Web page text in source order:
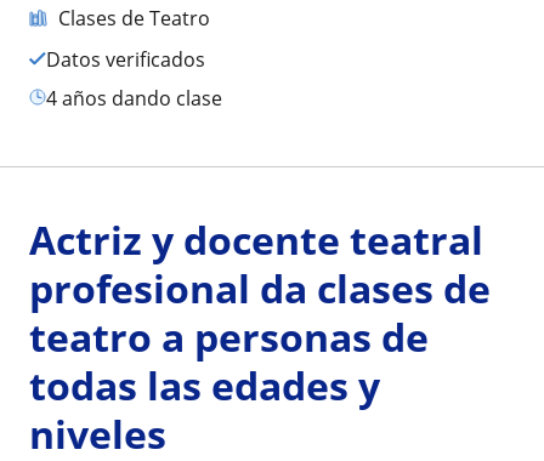
Clases de Teatro
Datos verificados
4 años dando clase
Actriz y docente teatral
profesional da clases de
teatro a personas de
todas las edades y
niveles